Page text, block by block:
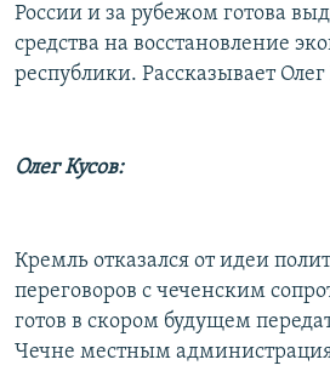
России и за рубежом готова
средства на восстановление
республики. Рассказывает Олег
Олег Кусов:
Кремль отказался от идеи
переговоров с чеченским
готов в скором будущем
Чечне местным